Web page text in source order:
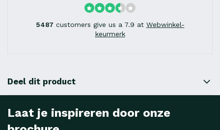
5487 customers give us a 7.9 at Webwinkel-
keurmerk
Deel dit product
Laat je inspireren door onze